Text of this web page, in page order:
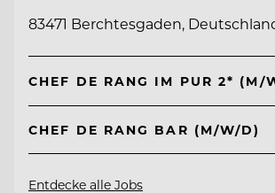
83471 Berchtesgaden,
CHEF DE RANG IM PUR 2* (M/
CHEF DE RANG BAR (M/W/D)
Entdecke alle Jobs